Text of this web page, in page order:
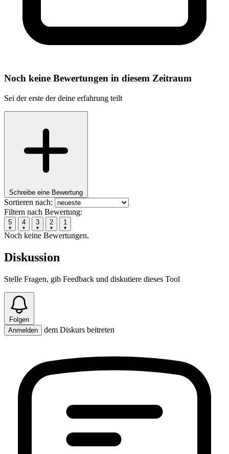
Noch keine Bewertungen in diesem Zeitraum
Sei der erste der deine erfahrung teilt
Schreibe eine Bewertung
Sortieren nach:
Filtern nach Bewertung:
5 4 3 2 1
Noch keine Bewertungen.
Diskussion
Stelle Fragen, gib Feedback und diskutiere dieses Tool
Folgen
Anmelden
dem Diskurs beitreten